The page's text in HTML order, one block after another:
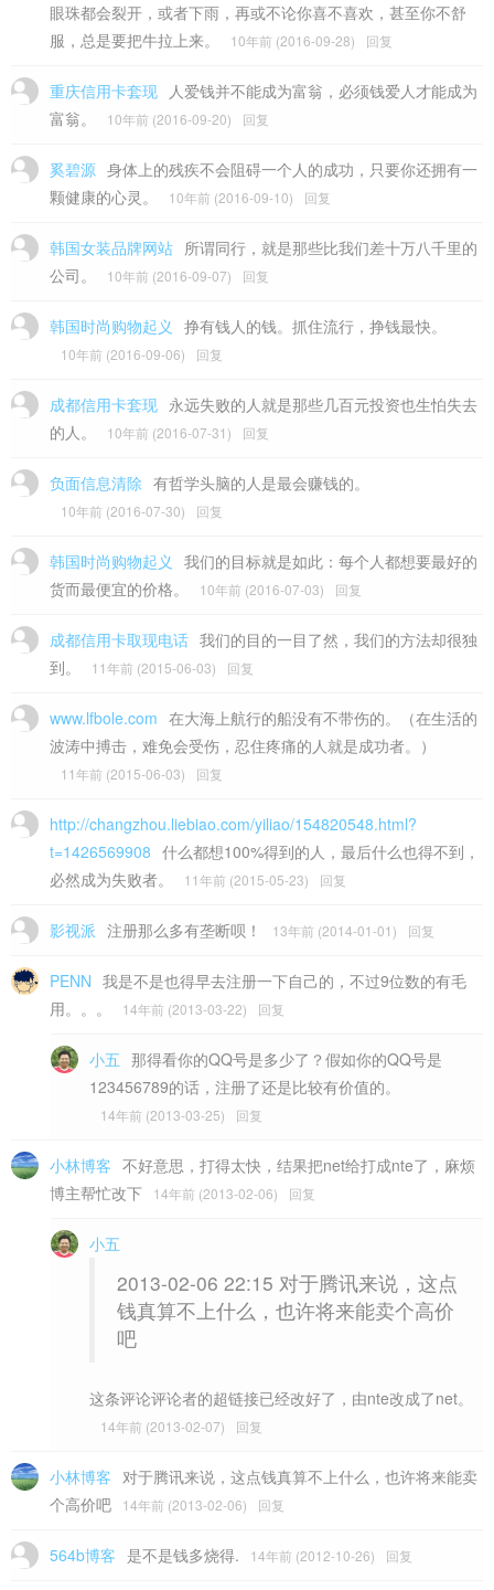
眼珠都会裂开，或者下雨，再或不论你喜不喜欢，甚至你不舒
服，总是要把牛拉上来。
10年前 (2016-09-28) 回复
重庆信用卡套现 人爱钱并不能成为富翁，必须钱爱人才能成为
富翁。
10年前 (2016-09-20) 回复
奚碧源 身体上的残疾不会阻碍一个人的成功，只要你还拥有一
颗健康的心灵。
10年前 (2016-09-10) 回复
韩国女装品牌网站 所谓同行，就是那些比我们差十万八千里的
公司。
10年前 (2016-09-07) 回复
韩国时尚购物起义 挣有钱人的钱。抓住流行，挣钱最快。
10年前 (2016-09-06) 回复
成都信用卡套现 永远失败的人就是那些几百元投资也生怕失去
的人。
10年前 (2016-07-31) 回复
负面信息清除 有哲学头脑的人是最会赚钱的。
10年前 (2016-07-30) 回复
韩国时尚购物起义 我们的目标就是如此：每个人都想要最好的
货而最便宜的价格。
10年前 (2016-07-03) 回复
成都信用卡取现电话 我们的目的一目了然，我们的方法却很独
到。
11年前 (2015-06-03) 回复
www.lfbole.com 在大海上航行的船没有不带伤的。（在生活的
波涛中搏击，难免会受伤，忍住疼痛的人就是成功者。）
11年前 (2015-06-03) 回复
http://changzhou.liebiao.com/yiliao/154820548.html?
t=1426569908 什么都想100%得到的人，最后什么也得不到，
必然成为失败者。
11年前 (2015-05-23) 回复
影视派 注册那么多有垄断呗！ 13年前 (2014-01-01) 回复
PENN 我是不是也得早去注册一下自己的，不过9位数的有毛
用。。。
14年前 (2013-03-22) 回复
小五 那得看你的QQ号是多少了？假如你的QQ号是
123456789的话，注册了还是比较有价值的。
14年前 (2013-03-25) 回复
小林博客 不好意思，打得太快，结果把net给打成nte了，麻烦
博主帮忙改下
14年前 (2013-02-06) 回复
小五
2013-02-06 22:15 对于腾讯来说，这点
钱真算不上什么，也许将来能卖个高价
吧
这条评论评论者的超链接已经改好了，由nte改成了net。
14年前 (2013-02-07) 回复
小林博客 对于腾讯来说，这点钱真算不上什么，也许将来能卖
个高价吧
14年前 (2013-02-06) 回复
564b博客 是不是钱多烧得. 14年前 (2012-10-26) 回复